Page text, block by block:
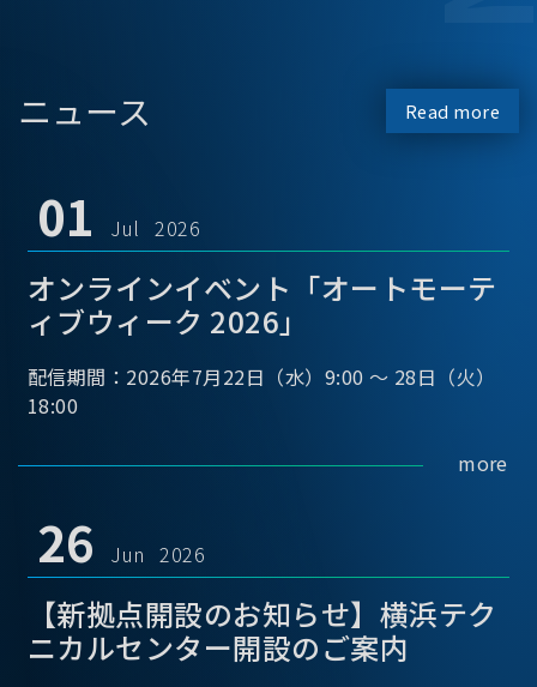
ニュース Read more
01 Jul 2026
オンラインイベント「オートモーテ
ィブウィーク 2026」
配信期間：2026年7月22日（水）9:00 ～ 28日（火）
18:00
more
26 Jun 2026
【新拠点開設のお知らせ】横浜テク
ニカルセンター開設のご案内